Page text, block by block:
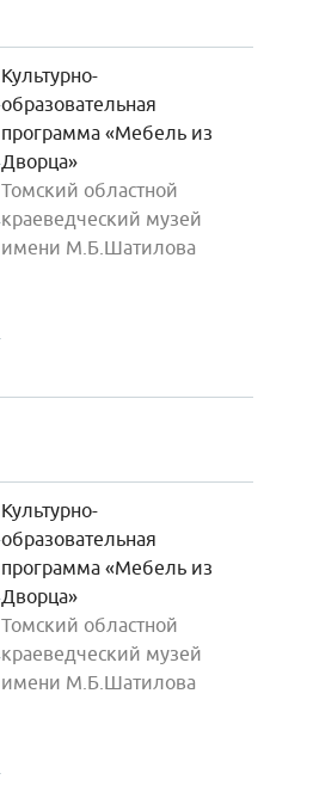
Культурно-
образовательная
программа «Мебель из
Дворца»
Томский областной
краеведческий музей
имени М.Б.Шатилова
Культурно-
образовательная
программа «Мебель из
Дворца»
Томский областной
краеведческий музей
имени М.Б.Шатилова